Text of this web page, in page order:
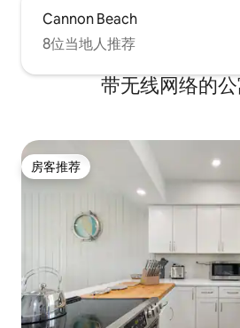
Cannon Beach
8位当地人推荐
带无线网络的
房客推荐
房客推荐